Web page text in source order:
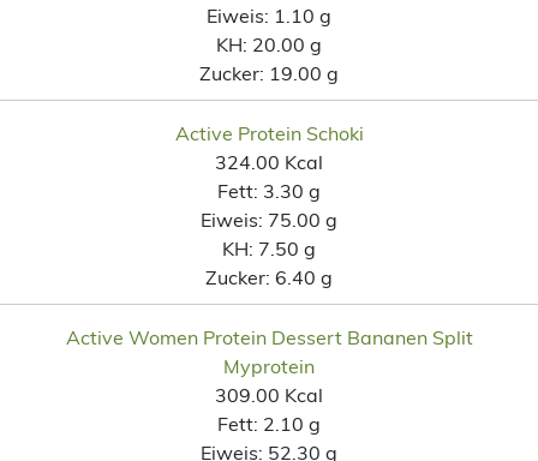
Eiweis: 1.10 g
KH: 20.00 g
Zucker: 19.00 g
Active Protein Schoki
324.00 Kcal
Fett: 3.30 g
Eiweis: 75.00 g
KH: 7.50 g
Zucker: 6.40 g
Active Women Protein Dessert Bananen Split
Myprotein
309.00 Kcal
Fett: 2.10 g
Eiweis: 52.30 g